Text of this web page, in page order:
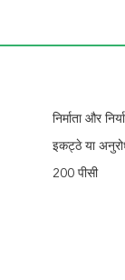
निर्माता और
इकट्ठे या
200 पीसी